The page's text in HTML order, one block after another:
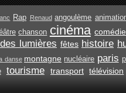
Rap Renaud angoulème
chanson cinéma comédie
lumières fêtes histoire
danse montagne nucléaire paris
tourisme transport télévision